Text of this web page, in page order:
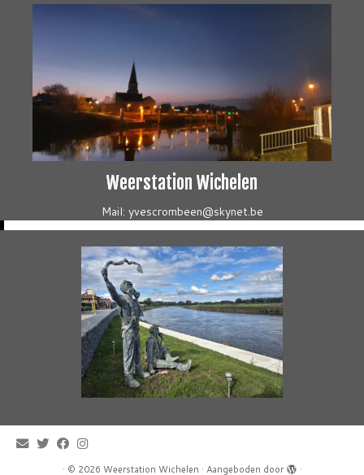
Weerstation Wichelen
Mail: yvescrombeen@skynet.be
· © 2026 Weerstation Wichelen · Aangeboden door ·